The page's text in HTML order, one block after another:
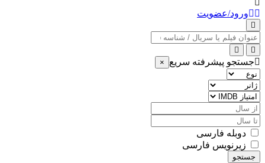
ورود/عضویت
عنوان
جستجو
جستجو پیشرفته سریع
×
نوع
ژانر
امتیاز
IMDB
از
سال
تا
سالدوبله فارسی
زیرنویس فارسی
جستجو